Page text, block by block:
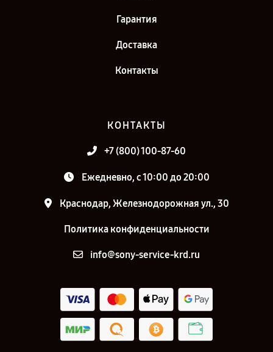
Гарантия
Доставка
Контакты
КОНТАКТЫ
+7 (800) 100-87-60
Ежедневно, с 10:00 до 20:00
Краснодар, Железнодорожная ул., 30
Политика конфиденциальности
info@sony-service-krd.ru